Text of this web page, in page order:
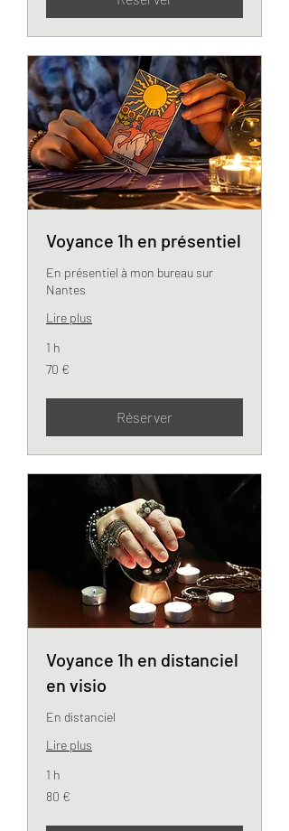
Voyance 1h en présentiel
En présentiel à mon bureau sur
Nantes
Lire plus
1 h
70
euros
70 €
Réserver
Voyance 1h en distanciel
en visio
En distanciel
Lire plus
1 h
80
euros
80 €